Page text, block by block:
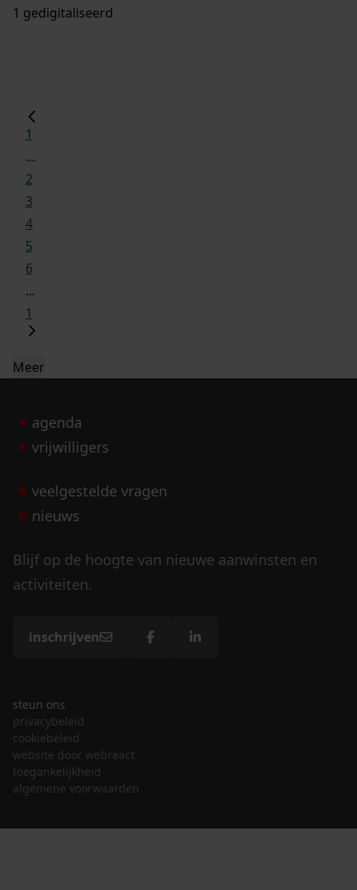
1 gedigitaliseerd
1
...
2
3
4
5
6
...
1
Meer
agenda
vrijwilligers
veelgestelde vragen
nieuws
Blijf op de hoogte van nieuwe aanwinsten en
activiteiten.
inschrijven
steun ons
privacybeleid
cookiebeleid
website door webreact
toegankelijkheid
algemene voorwaarden